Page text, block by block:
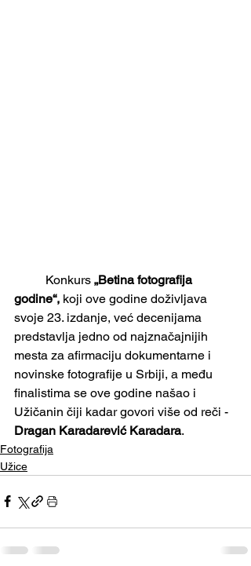
	Konkurs
„Betina fotografija
godine“, koji ove godine doživljava
svoje 23. izdanje, već decenijama
predstavlja jedno od najznačajnijih
mesta za afirmaciju dokumentarne i
novinske fotografije u Srbiji, a među
finalistima se ove godine našao i
Užičanin čiji kadar govori više od reči -
Dragan Karadarević Karadara.
Fotografija
Užice